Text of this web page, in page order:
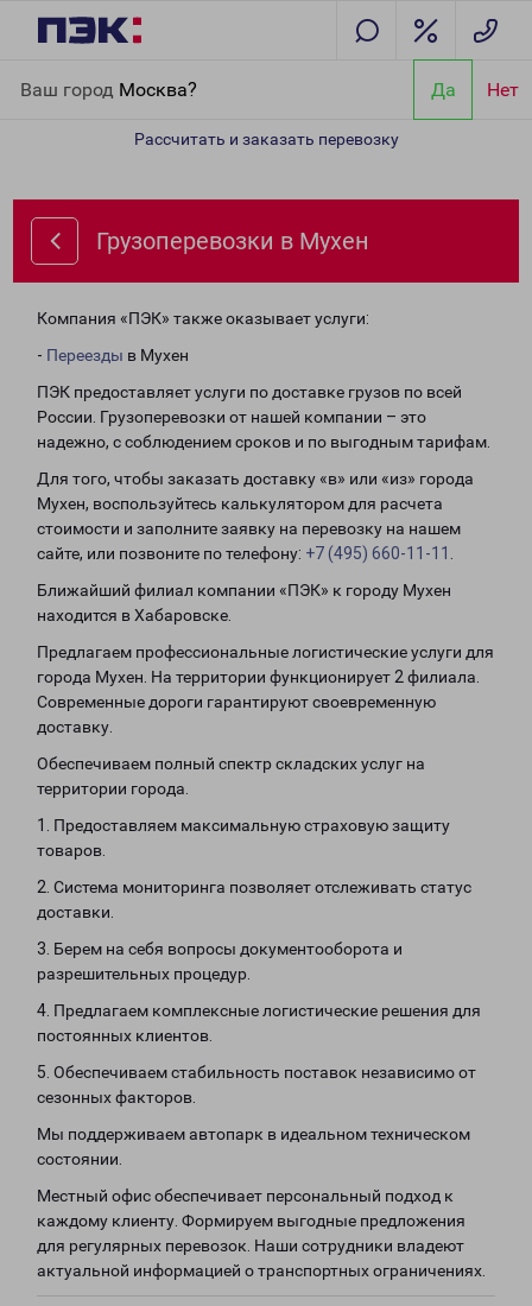
Ваш город Москва? Да Нет
Рассчитать и заказать перевозку
Грузоперевозки в Мухен
Компания «ПЭК» также оказывает услуги:
- Переезды в Мухен
ПЭК предоставляет услуги по доставке грузов по всей
России. Грузоперевозки от нашей компании – это
надежно, с соблюдением сроков и по выгодным тарифам.
Для того, чтобы заказать доставку «в» или «из» города
Мухен, воспользуйтесь калькулятором для расчета
стоимости и заполните заявку на перевозку на нашем
сайте, или позвоните по телефону: +7 (495) 660-11-11
Ближайший филиал компании «ПЭК» к городу Мухен
находится в Хабаровске.
Предлагаем профессиональные логистические услуги для
города Мухен. На территории функционирует 2 филиала.
Современные дороги гарантируют своевременную
доставку.
Обеспечиваем полный спектр складских услуг на
территории города.
1. Предоставляем максимальную страховую защиту
товаров.
2. Система мониторинга позволяет отслеживать статус
доставки.
3. Берем на себя вопросы документооборота и
разрешительных процедур.
4. Предлагаем комплексные логистические решения для
постоянных клиентов.
5. Обеспечиваем стабильность поставок независимо от
сезонных факторов.
Мы поддерживаем автопарк в идеальном техническом
состоянии.
Местный офис обеспечивает персональный подход к
каждому клиенту. Формируем выгодные предложения
для регулярных перевозок. Наши сотрудники владеют
актуальной информацией о транспортных ограничениях.